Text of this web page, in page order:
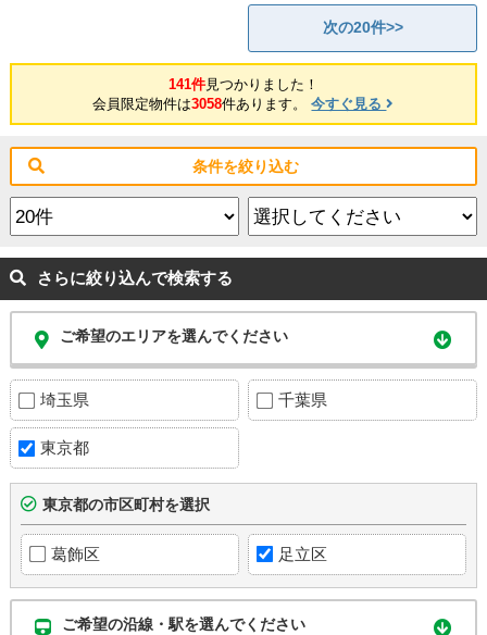
次の20件>>
141件見つかりました！
会員限定物件は3058件あります。今すぐ見る
条件を絞り込む
さらに絞り込んで検索する
ご希望のエリアを選んでください
埼玉県 千葉県
東京都
東京都の市区町村を選択
葛飾区 足立区
ご希望の沿線・駅を選んでください